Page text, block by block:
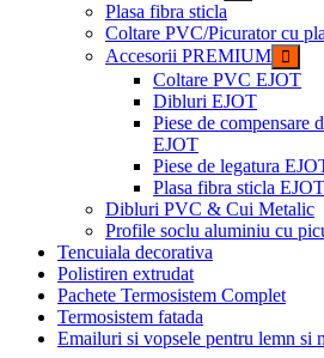
Plasa fibra sticla
Coltare PVC/Picurator cu
Accesorii PREMIUM
Coltare PVC EJOT
Dibluri EJOT
Piese de compensare
EJOT
Piese de legatura
Plasa fibra sticla EJOT
Dibluri PVC & Cui Metalic
Profile soclu aluminiu cu
Tencuiala decorativa
Polistiren extrudat
Pachete Termosistem Complet
Termosistem fatada
Emailuri si vopsele pentru lemn si